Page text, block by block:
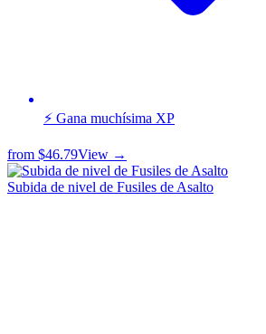
⚡ Gana muchísima XP
from $46.79View →
Subida de nivel de Fusiles de Asalto